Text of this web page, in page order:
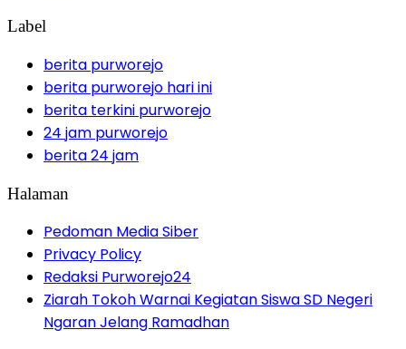
Label
berita purworejo
berita purworejo hari ini
berita terkini purworejo
24 jam purworejo
berita 24 jam
Halaman
Pedoman Media Siber
Privacy Policy
Redaksi Purworejo24
Ziarah Tokoh Warnai Kegiatan Siswa SD Negeri
Ngaran Jelang Ramadhan